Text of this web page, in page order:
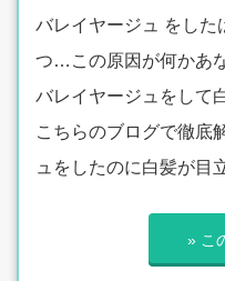
バレイヤージュ をした
つ…この原因が何かあ
バレイヤージュをして
こちらのブログで徹底
ュをしたのに白髪が目
» こ